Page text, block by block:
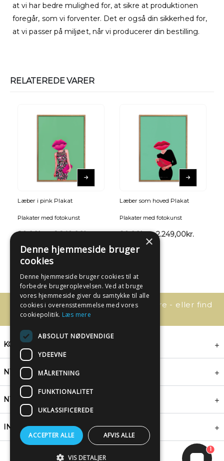
at vi har bedre mulighed for, at sikre at produktionen
foregår, som vi forventer. Det er også din sikkerhed for,
at vi passer på miljøet, når vi producerer din bestilling.
RELATEREDE VARER
Læber i pink Plakat
Plakater med fotokunst
89,00kr. – 2.249,00kr.
Læber som hoved Plakat
Plakater med fotokunst
89,00kr. – 2.249,00kr.
Har du spørgsmål, så kontakt os bare - eller find
svaret her:
KONTAKT
NYHEDSBREV
NYTTIGE LINKS
INSPIRATION
1
×
Denne hjemmeside bruger
cookies
Denne hjemmeside bruger cookies til at
forbedre brugeroplevelsen. Ved at bruge
vores hjemmeside giver du samtykke til alle
cookies i overensstemmelse med vores
cookiepolitik. Læs mere
ABSOLUT NØDVENDIGE
YDEEVNE
MÅLRETNING
FUNKTIONALITET
UKLASSIFICEREDE
ACCEPTER ALLE AFVIS ALLE
VIS DETALJER